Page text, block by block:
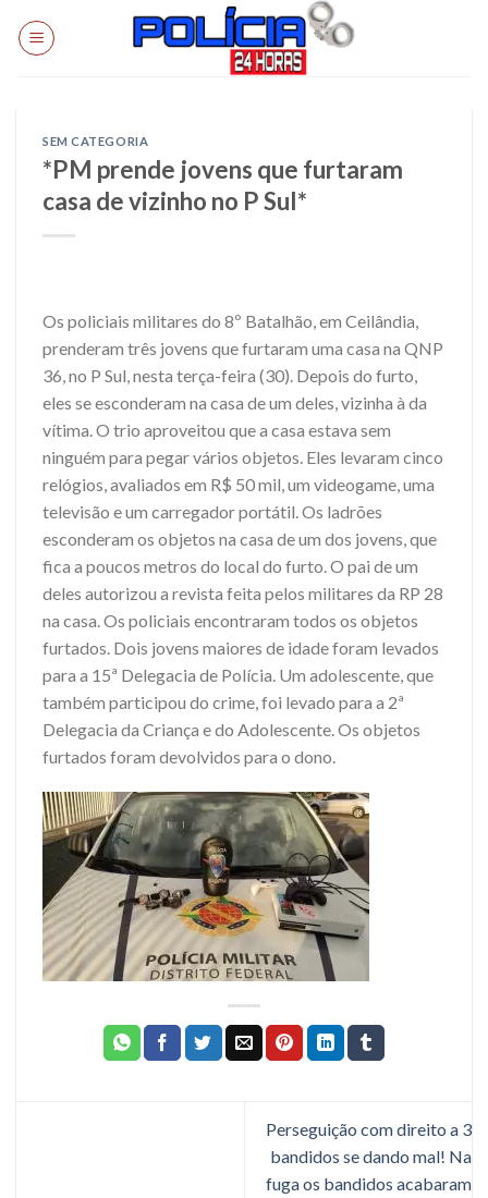
SEM CATEGORIA
*PM prende jovens que furtaram
casa de vizinho no P Sul*
Os policiais militares do 8º Batalhão, em Ceilândia,
prenderam três jovens que furtaram uma casa na QNP
36, no P Sul, nesta terça-feira (30). Depois do furto,
eles se esconderam na casa de um deles, vizinha à da
vítima. O trio aproveitou que a casa estava sem
ninguém para pegar vários objetos. Eles levaram cinco
relógios, avaliados em R$ 50 mil, um videogame, uma
televisão e um carregador portátil. Os ladrões
esconderam os objetos na casa de um dos jovens, que
fica a poucos metros do local do furto. O pai de um
deles autorizou a revista feita pelos militares da RP 28
na casa. Os policiais encontraram todos os objetos
furtados. Dois jovens maiores de idade foram levados
para a 15ª Delegacia de Polícia. Um adolescente, que
também participou do crime, foi levado para a 2ª
Delegacia da Criança e do Adolescente. Os objetos
furtados foram devolvidos para o dono.
Perseguição com direito a 3
bandidos se dando mal! Na
fuga os bandidos acabaram